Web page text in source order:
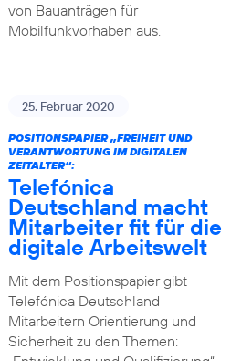
von Bauanträgen für
Mobilfunkvorhaben aus.
25. Februar 2020
POSITIONSPAPIER „FREIHEIT UND
VERANTWORTUNG IM DIGITALEN
ZEITALTER“:
Telefónica
Deutschland macht
Mitarbeiter fit für die
digitale Arbeitswelt
Mit dem Positionspapier gibt
Telefónica Deutschland
Mitarbeitern Orientierung und
Sicherheit zu den Themen: